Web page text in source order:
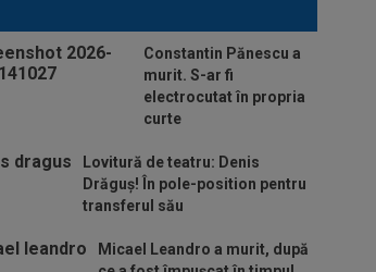
Constantin Pănescu a
murit. S-ar fi
electrocutat în propria
curte
Lovitură de teatru: Denis
Drăguș! În pole-position pentru
transferul său
Micael Leandro a murit, după